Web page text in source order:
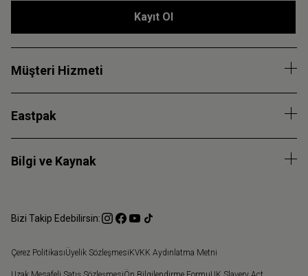
Kayıt Ol
Müşteri Hizmeti
Eastpak
Bilgi ve Kaynak
Bizi Takip Edebilirsin:
Çerez PolitikasıÜyelik SözleşmesiKVKK Aydınlatma Metni